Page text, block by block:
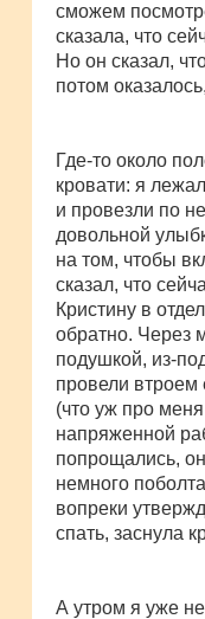
сможем
сказала, что
Но он сказал,
потом
Где-то около
кровати: я
и провезли по
довольной
на том, чтобы
сказал, что
Кристину в
обратно. Через
подушкой, из-
провели втроем
(что уж про
напряженной
попрощались,
немного
вопреки
спать, заснула
А утром я уже